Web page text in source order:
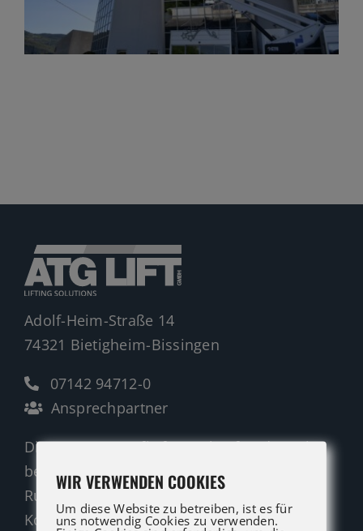
News
Adolf-Heim-Straße 14
74321 Bietigheim-Bissingen
07142 94712-0
Ansprechpartner
Die ATG LIFT Profis für Verkauf und Service
beraten Sie gerne.
Rufen Sie an oder nutzen Sie unser
Kontaktformular für eine Anfrage.
WIR VERWENDEN COOKIES
Um diese Website zu betreiben, ist es für
uns notwendig Cookies zu verwenden.